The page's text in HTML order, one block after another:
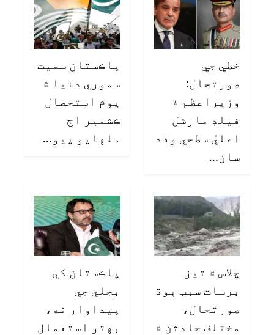
خطي جي
صورتحال:
وزيراعظم ۽
فيلڊ مارشل
اعليٰ سطحي وفد
سان…
پاڪستان سميت
سموري دنيا ۾
يوم استحصال
ڪشمير اڄ
ملهايو پيو…
چلاس ۾ تيز
برسات سبب ٻوڏ
صورتحال،
مختلف حادثن ۾
پاڪستان کي
بجلي جي
پيداوار نه،
بهتر استعمال